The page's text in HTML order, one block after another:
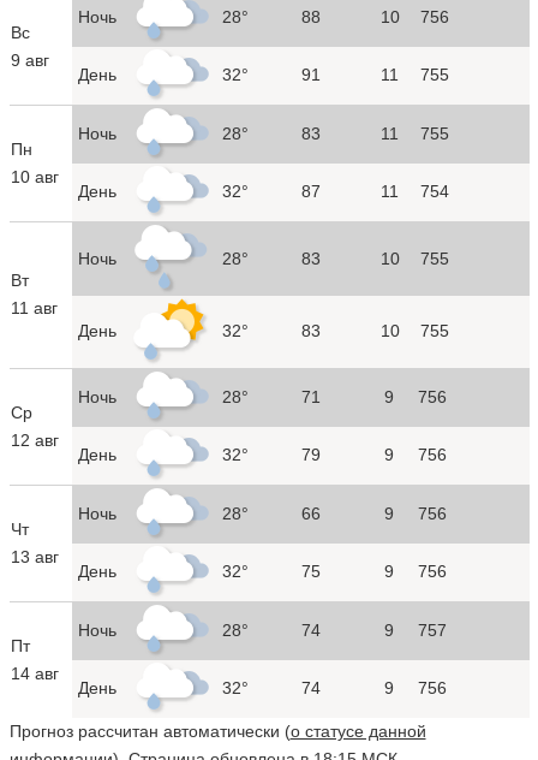
Вс
9 авг
Ночь 28° 88 10 756
День 32° 91 11 755
Пн
10 авг
Ночь 28° 83 11 755
День 32° 87 11 754
Вт
11 авг
Ночь 28° 83 10 755
День 32° 83 10 755
Ср
12 авг
Ночь 28° 71 9 756
День 32° 79 9 756
Чт
13 авг
Ночь 28° 66 9 756
День 32° 75 9 756
Пт
14 авг
Ночь 28° 74 9 757
День 32° 74 9 756
Прогноз рассчитан автоматически (о статусе данной